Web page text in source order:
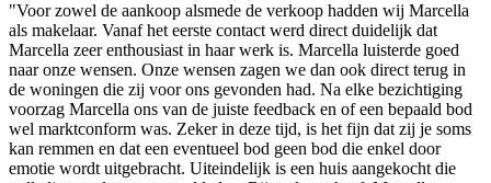
"Voor zowel de aankoop alsmede de verkoop hadden wij Marcella
als makelaar. Vanaf het eerste contact werd direct duidelijk dat
Marcella zeer enthousiast in haar werk is. Marcella luisterde goed
naar onze wensen. Onze wensen zagen we dan ook direct terug in
de woningen die zij voor ons gevonden had. Na elke bezichtiging
voorzag Marcella ons van de juiste feedback en of een bepaald bod
wel marktconform was. Zeker in deze tijd, is het fijn dat zij je soms
kan remmen en dat een eventueel bod geen bod die enkel door
emotie wordt uitgebracht. Uiteindelijk is een huis aangekocht die